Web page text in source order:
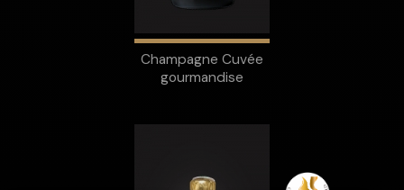
Champagne Cuvée
gourmandise